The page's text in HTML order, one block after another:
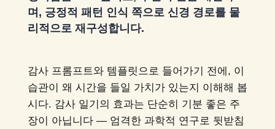
며, 긍정적 패턴 인식 쪽으로 신경 경로를 물
리적으로 재구성합니다.
감사 프롬프트와 템플릿으로 들어가기 전에, 이
습관이 왜 시간을 들일 가치가 있는지 이해해 봅
시다. 감사 일기의 효과는 단순히 기분 좋은 주
장이 아닙니다 — 엄격한 과학적 연구로 뒷받침